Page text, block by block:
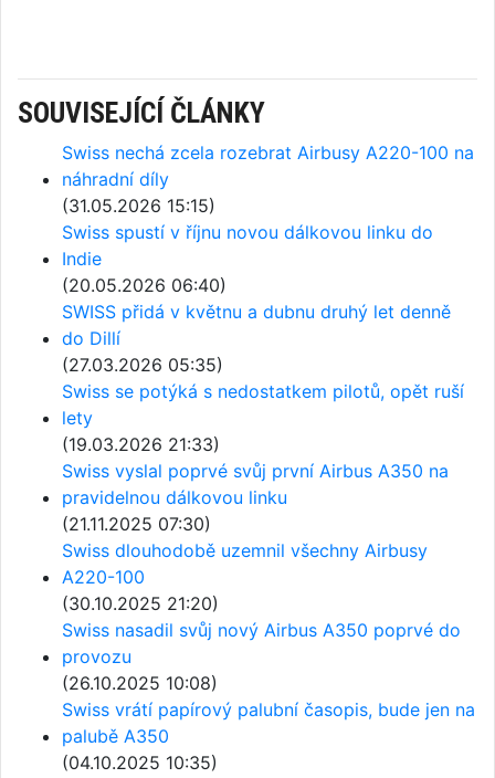
SOUVISEJÍCÍ ČLÁNKY
Swiss nechá zcela rozebrat Airbusy A220-100 na
náhradní díly
(31.05.2026 15:15)
Swiss spustí v říjnu novou dálkovou linku do
Indie
(20.05.2026 06:40)
SWISS přidá v květnu a dubnu druhý let denně
do Dillí
(27.03.2026 05:35)
Swiss se potýká s nedostatkem pilotů, opět ruší
lety
(19.03.2026 21:33)
Swiss vyslal poprvé svůj první Airbus A350 na
pravidelnou dálkovou linku
(21.11.2025 07:30)
Swiss dlouhodobě uzemnil všechny Airbusy
A220-100
(30.10.2025 21:20)
Swiss nasadil svůj nový Airbus A350 poprvé do
provozu
(26.10.2025 10:08)
Swiss vrátí papírový palubní časopis, bude jen na
palubě A350
(04.10.2025 10:35)